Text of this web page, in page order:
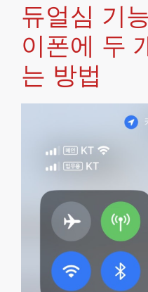
듀얼심 기
이폰에 두
는 방법